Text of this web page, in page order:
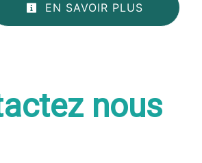
EN SAVOIR PLUS
nous